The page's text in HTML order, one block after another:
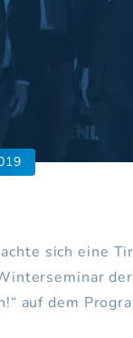
sich eine
auf dem